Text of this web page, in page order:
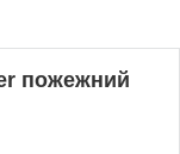
пожежний